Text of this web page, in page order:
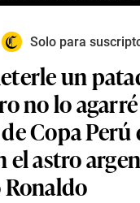
Solo para
un
no lo
Copa Perú
el astro